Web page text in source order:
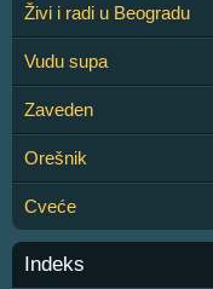
Živi i radi u Beogradu
Vudu supa
Zaveden
Orešnik
Cveće
Indeks